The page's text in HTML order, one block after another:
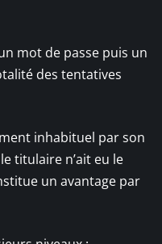
mot de passe puis un
des tentatives
inhabituel par son
titulaire n’ait eu le
un avantage par